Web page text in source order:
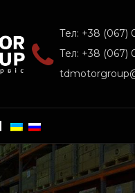
Тел: +38 (067)
Тел: +38 (067)